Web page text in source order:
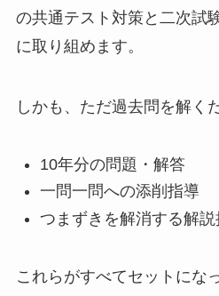
の共通テスト対策と二次試
に取り組めます。
しかも、ただ過去問を解く
10年分の問題・解答
一問一問への添削指導
つまずきを解消する解説
これらがすべてセットにな